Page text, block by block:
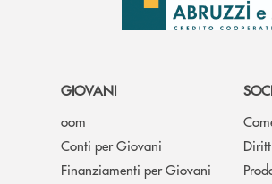
GIOVANI
oom
Conti per Giovani
Finanziamenti per Giovani
SOCI